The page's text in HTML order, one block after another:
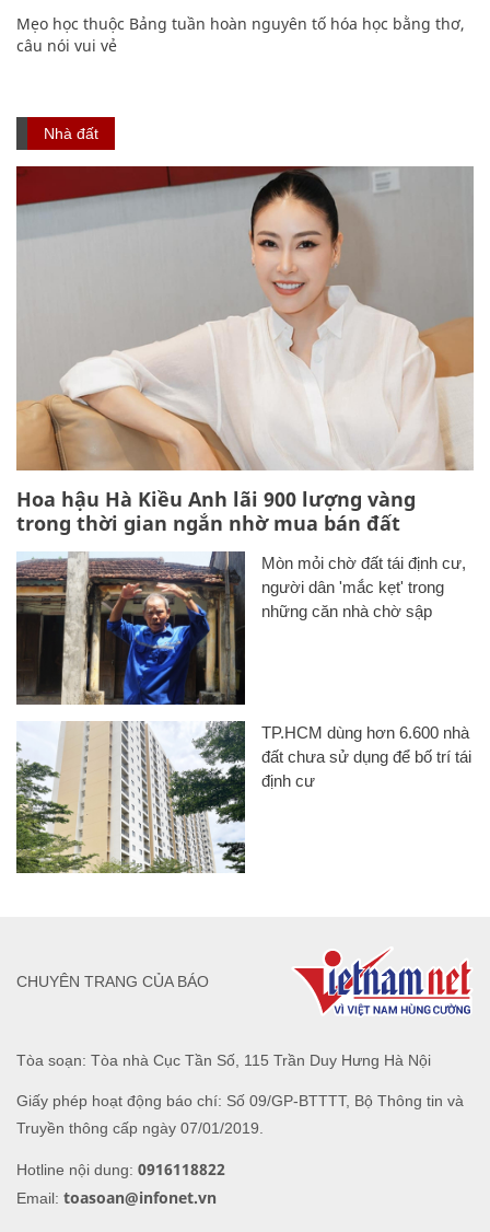
Mẹo học thuộc Bảng tuần hoàn nguyên tố hóa học bằng thơ,
câu nói vui vẻ
Nhà đất
Hoa hậu Hà Kiều Anh lãi 900 lượng vàng
trong thời gian ngắn nhờ mua bán đất
Mòn mỏi chờ đất tái định cư,
người dân 'mắc kẹt' trong
những căn nhà chờ sập
TP.HCM dùng hơn 6.600 nhà
đất chưa sử dụng để bố trí tái
định cư
Tòa soạn: Tòa nhà Cục Tần Số, 115 Trần Duy Hưng Hà Nội
Giấy phép hoạt động báo chí: Số 09/GP-BTTTT, Bộ Thông tin và
Truyền thông cấp ngày 07/01/2019.
Hotline nội dung: 0916118822
Email: toasoan@infonet.vn
CHUYÊN TRANG CỦA BÁO